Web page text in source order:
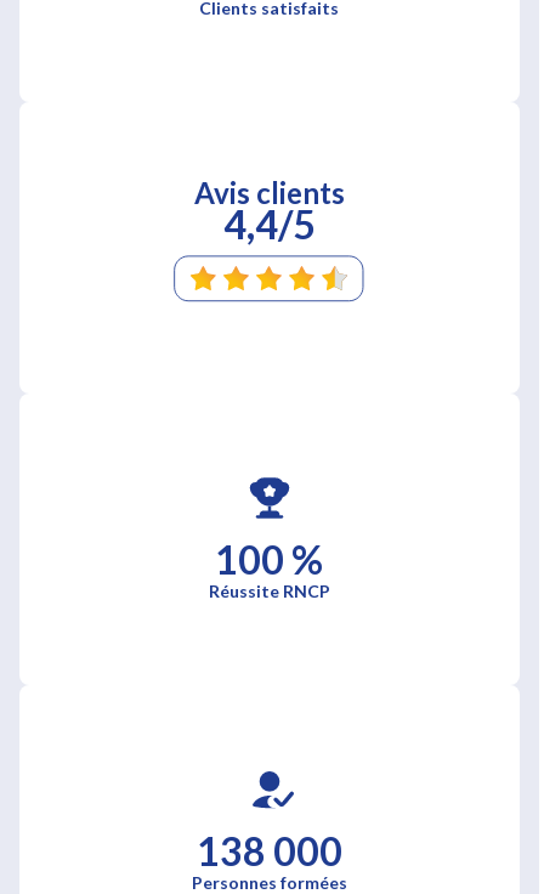
Clients satisfaits
Avis clients
4,4/5
100 %
Réussite RNCP
138 000
Personnes formées